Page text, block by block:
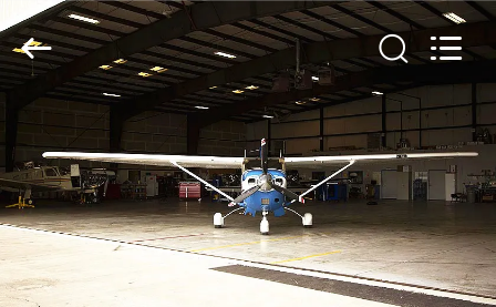
HUIS
PRODUCTEN
VIDEOS
Steel
Engineering
Co.,Ltd.
All
Rights
Reserved.